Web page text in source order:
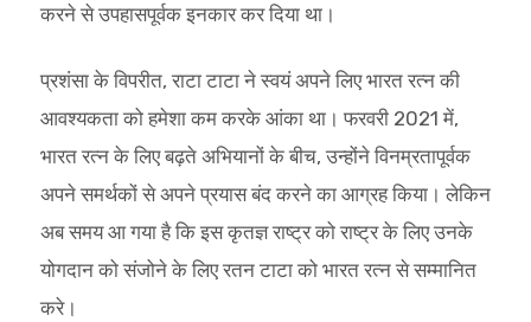
करने से उपहासपूर्वक इनकार कर दिया था।
प्रशंसा के विपरीत, राटा टाटा ने स्वयं अपने लिए भारत रत्न की
आवश्यकता को हमेशा कम करके आंका था। फरवरी 2021 में,
भारत रत्न के लिए बढ़ते अभियानों के बीच, उन्होंने विनम्रतापूर्वक
अपने समर्थकों से अपने प्रयास बंद करने का आग्रह किया। लेकिन
अब समय आ गया है कि इस कृतज्ञ राष्ट्र को राष्ट्र के लिए उनके
योगदान को संजोने के लिए रतन टाटा को भारत रत्न से सम्मानित
करे।